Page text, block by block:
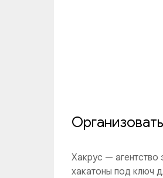
Хакрус — агентство
хакатоны под ключ